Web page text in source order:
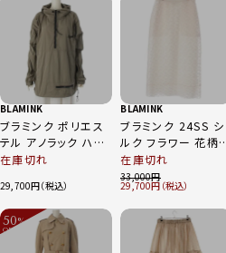
BLAMINK
ブラミンク ポリエス
テル アノラック ハー
フジップ パーカー ジ
トップス 7925-299-
0206 カーキグリー
ン 38
在庫切れ
29,700
BLAMINK
ブラミンク 24SS シ
ルク フラワー 花柄
ロング タイト スカー
ト ボトムス 7924-
230-0376 ピンク ホ
ワイト 36
在庫切れ
33,000
29,700
50%
OFF